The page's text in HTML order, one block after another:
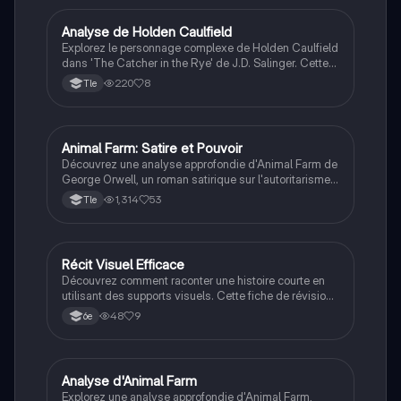
étudiants en littérature et en études de l'enfance.
LLCE Ang
Analyse de Holden Caulfield
Explorez le personnage complexe de Holden Caulfield
dans 'The Catcher in the Rye' de J.D. Salinger. Cette
analyse aborde ses luttes avec l'adolescence, la
dépression et son désir d'appartenance, tout en
Tle 220 8
Anglais
Animal Farm: Satire et Pouvoir
Découvrez une analyse approfondie d'Animal Farm de
George Orwell, un roman satirique sur l'autoritarisme
et le totalitarisme. Ce résumé explore les personnages
clés comme Napoleon et Snowball, ainsi que les
Tle 1,314 53
Anglais
Récit Visuel Efficace
Découvrez comment raconter une histoire courte en
utilisant des supports visuels. Cette fiche de révision
aborde la définition des supports visuels, leur analyse,
et la création d'un récapitulatif. Idéal pour améliorer
6e 48 9
LLCE Ang
Analyse d'Animal Farm
Explorez une analyse approfondie d'Animal Farm,